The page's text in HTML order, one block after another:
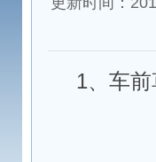
1、车前